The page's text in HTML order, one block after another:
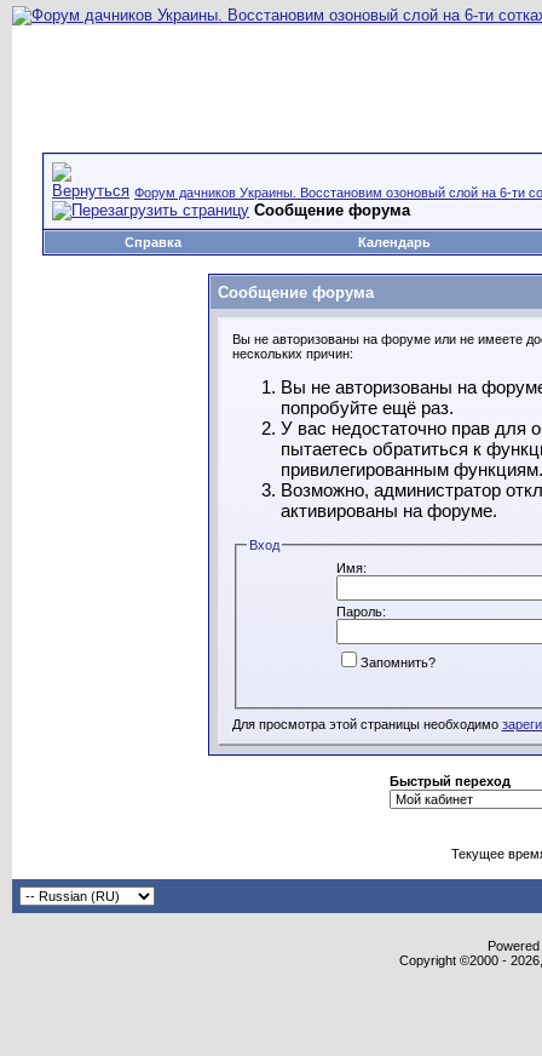
Форум дачников Украины. Восстановим озоновый слой на 6-ти
Сообщение форума
Справка Календарь
Сообщение форума
Вы не авторизованы на форуме или не имеете
нескольких причин:
Вы не авторизованы на
попробуйте ещё раз.
У вас недостаточно прав для
пытаетесь обратиться к
привилегированным функциям.
Возможно, администратор
активированы на форуме.
Вход
Имя:
Пароль:
Запомнить?
Для просмотра этой страницы необходимо
Быстрый переход
Текущее
Copyright ©2000 -